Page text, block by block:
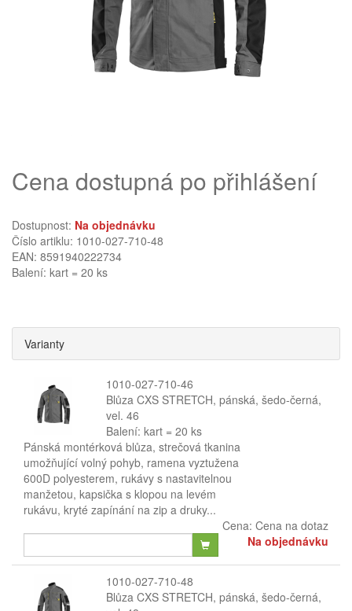
Cena dostupná po přihlášení
Dostupnost: Na objednávku
Číslo artiklu: 1010-027-710-48
EAN: 8591940222734
Balení: kart = 20 ks
Varianty
1010-027-710-46
Blůza CXS STRETCH, pánská, šedo-černá,
vel. 46
Balení: kart = 20 ks
Pánská montérková blůza, strečová tkanina
umožňující volný pohyb, ramena vyztužena
600D polyesterem, rukávy s nastavitelnou
manžetou, kapsička s klopou na levém
rukávu, kryté zapínání na zip a druky...
Cena: Cena na dotaz
Na objednávku
1010-027-710-48
Blůza CXS STRETCH, pánská, šedo-černá,